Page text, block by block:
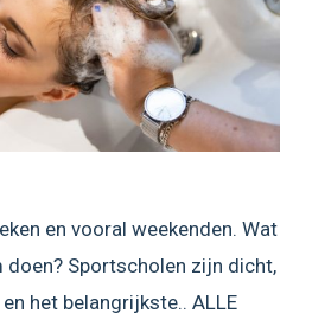
en vooral weekenden. Wat
doen? Sportscholen zijn dicht,
het belangrijkste.. ALLE